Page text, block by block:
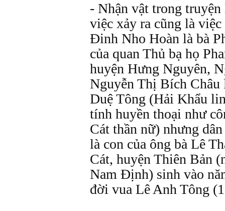
- Nhận vật trong
việc xảy ra cũng là
Đinh Nho Hoàn là bà
của quan Thủ bạ họ
huyện Hưng Nguyên,
Nguyễn Thị Bích Châu
Duệ Tông (Hải Khẩu
tính huyền thoại như
Cát thần nữ) nhưng
là con của ông bà Lê
Cát, huyện Thiên Bản
Nam Định) sinh vào
đời vua Lê Anh Tông